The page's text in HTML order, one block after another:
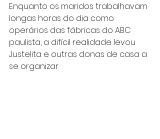
Enquanto os maridos trabalhavam
longas horas do dia como
operários das fábricas do ABC
paulista, a difícil realidade levou
Justelita e outras donas de casa a
se organizar.